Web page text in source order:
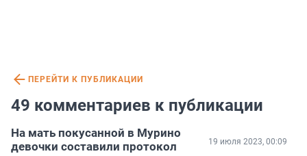
ПЕРЕЙТИ К ПУБЛИКАЦИИ
49 комментариев к публикации
На мать покусанной в Мурино
девочки составили протокол
19 июля 2023, 00:09